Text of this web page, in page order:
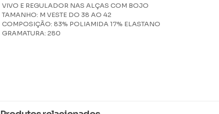
VIVO E REGULADOR NAS ALÇAS COM BOJO
TAMANHO: M VESTE DO 38 AO 42
COMPOSIÇÃO: 83% POLIAMIDA 17% ELASTANO
GRAMATURA: 280